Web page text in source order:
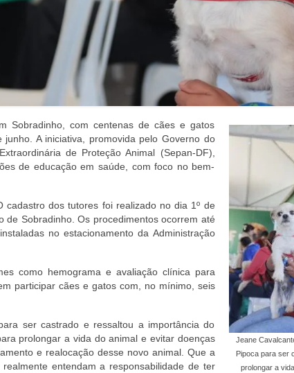
Jeane
Pipoca para ser
prolongar a
Sobradinho, com centenas de cães e gatos
A iniciativa, promovida pelo Governo do
de Proteção Animal (Sepan-DF),
de educação em saúde, com foco no bem-
cadastro dos tutores foi realizado no dia 1º de
Sobradinho. Os procedimentos ocorrem até
no estacionamento da Administração
como hemograma e avaliação clínica para
participar cães e gatos com, no mínimo, seis
ser castrado e ressaltou a importância do
prolongar a vida do animal e evitar doenças
e realocação desse novo animal. Que a
entendam a responsabilidade de ter